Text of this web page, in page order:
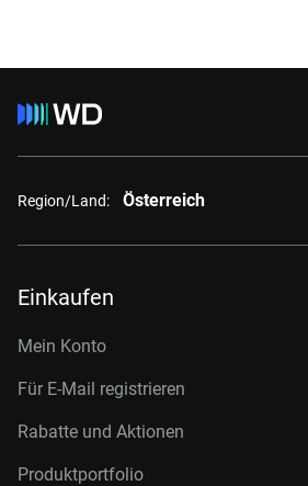
Region/Land: Österreich
Einkaufen
Mein Konto
Für E-Mail registrieren
Rabatte und Aktionen
Produktportfolio